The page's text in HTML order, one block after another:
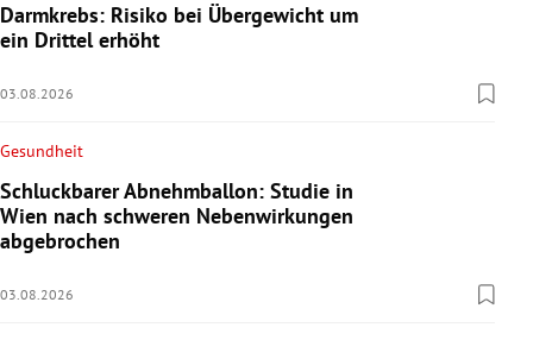
Darmkrebs: Risiko bei Übergewicht um
ein Drittel erhöht
03.08.2026
Gesundheit
Schluckbarer Abnehmballon: Studie in
Wien nach schweren Nebenwirkungen
abgebrochen
03.08.2026